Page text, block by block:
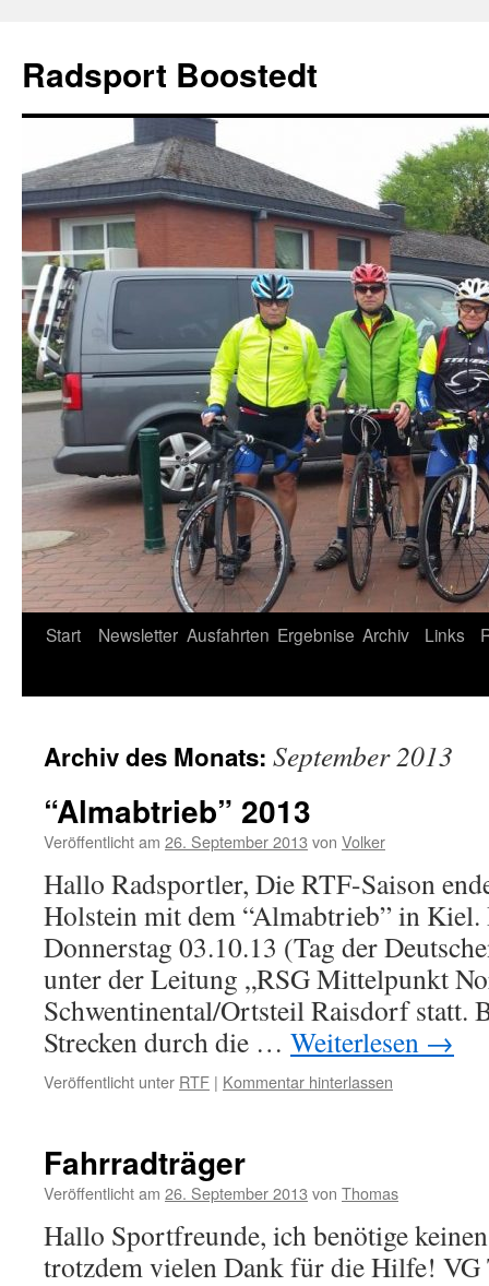
springen
Radsport Boostedt
Start Newsletter Ausfahrten Ergebnise Archiv Links
Archiv des Monats: September 2013
“Almabtrieb” 2013
Veröffentlicht am 26. September 2013 von Volker
Hallo Radsportler, Die RTF-Saison
Holstein mit dem “Almabtrieb” in
Donnerstag 03.10.13 (Tag der
unter der Leitung „RSG Mittelpunkt
Schwentinental/Ortsteil Raisdorf statt.
Strecken durch die … Weiterlesen →
Veröffentlicht unter RTF | Kommentar hinterlassen
Fahrradträger
Veröffentlicht am 26. September 2013 von Thomas
Hallo Sportfreunde, ich benötige
trotzdem vielen Dank für die Hilfe! VG